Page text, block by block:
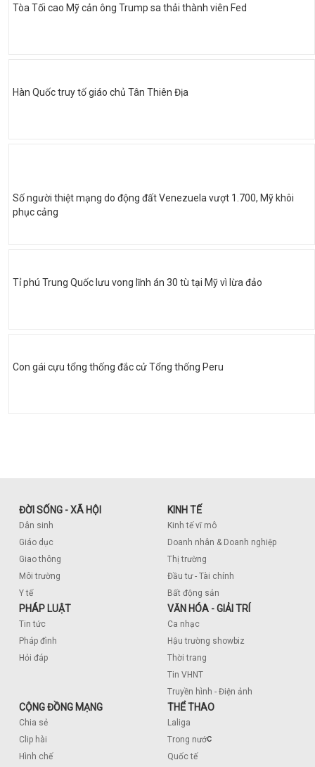
Tòa Tối cao Mỹ cản ông Trump sa thải thành viên Fed
Hàn Quốc truy tố giáo chủ Tân Thiên Địa
Số người thiệt mạng do động đất Venezuela vượt 1.700, Mỹ khôi
phục cảng
Tỉ phú Trung Quốc lưu vong lĩnh án 30 tù tại Mỹ vì lừa đảo
Con gái cựu tổng thống đắc cử Tổng thống Peru
ĐỜI SỐNG - XÃ HỘI
Dân sinh
Giáo dục
Giao thông
Môi trường
Y tế
KINH TẾ
Kinh tế vĩ mô
Doanh nhân & Doanh nghiệp
Thị trường
Đầu tư - Tài chính
Bất động sản
PHÁP LUẬT
Tin tức
Pháp đình
Hỏi đáp
VĂN HÓA - GIẢI TRÍ
Ca nhạc
Hậu trường showbiz
Thời trang
Tin VHNT
Truyền hình - Điện ảnh
CỘNG ĐỒNG MẠNG
Chia sẻ
Clip hài
Hình chế
THỂ THAO
Laliga
Trong nước
Quốc tế